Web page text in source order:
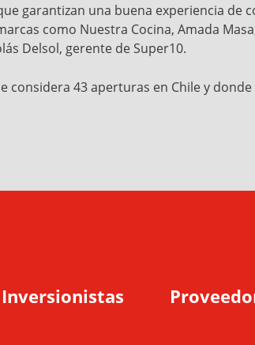
garantizan una buena experiencia de
como Nuestra Cocina, Amada
Delsol, gerente de Super10.
considera 43 aperturas en Chile y
Inversionistas